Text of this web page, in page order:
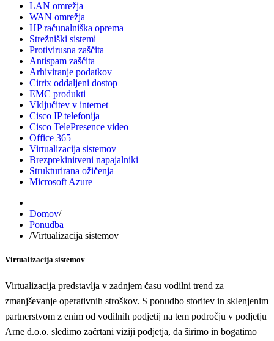
LAN omrežja
WAN omrežja
HP računalniška oprema
Strežniški sistemi
Protivirusna zaščita
Antispam zaščita
Arhiviranje podatkov
Citrix oddaljeni dostop
EMC produkti
Vključitev v internet
Cisco IP telefonija
Cisco TelePresence video
Office 365
Virtualizacija sistemov
Brezprekinitveni napajalniki
Strukturirana ožičenja
Microsoft Azure
Domov/
Ponudba
/Virtualizacija sistemov
Virtualizacija sistemov
Virtualizacija predstavlja v zadnjem času vodilni trend za
zmanjševanje operativnih stroškov. S ponudbo storitev in sklenjenim
partnerstvom z enim od vodilnih podjetij na tem področju v podjetju
Arne d.o.o. sledimo začrtani viziji podjetja, da širimo in bogatimo